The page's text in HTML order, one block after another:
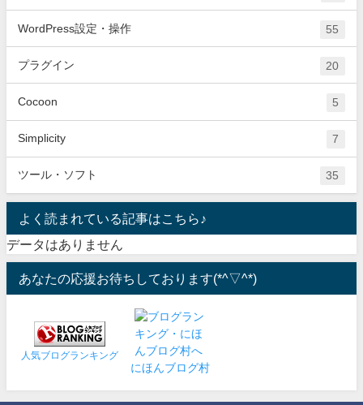
WordPress設定・操作 55
プラグイン 20
Cocoon 5
Simplicity 7
ツール・ソフト 35
よく読まれている記事はこちら♪
データはありません
あなたの応援お待ちしております(*^▽^*)
人気ブログランキング
にほんブログ村